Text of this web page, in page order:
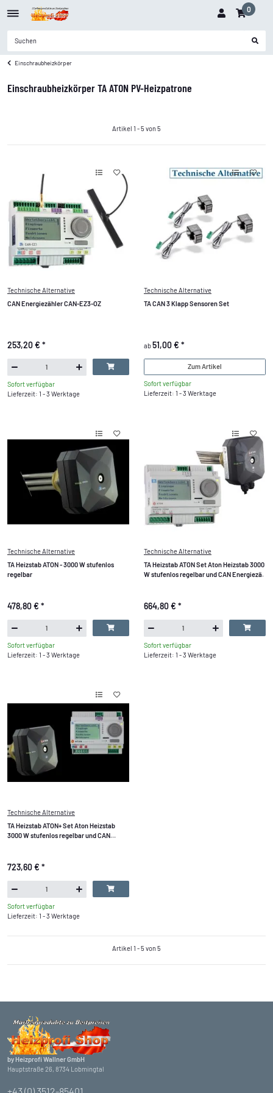
0
Einschraubheizkörper
Einschraubheizkörper TA ATON PV-Heizpatrone
Artikel 1 - 5 von 5
Technische Alternative
CAN Energiezähler CAN-EZ3-OZ
253,20 € *
Sofort verfügbar
Lieferzeit: 1 - 3 Werktage
Technische Alternative
TA CAN 3 Klapp Sensoren Set
ab51,00 € *
Zum Artikel
Sofort verfügbar
Lieferzeit: 1 - 3 Werktage
Technische Alternative
TA Heizstab ATON - 3000 W stufenlos
regelbar
478,80 € *
Sofort verfügbar
Lieferzeit: 1 - 3 Werktage
Technische Alternative
TA Heizstab ATON Set Aton Heizstab 3000
W stufenlos regelbar und CAN Energiezä.
664,80 € *
Sofort verfügbar
Lieferzeit: 1 - 3 Werktage
Technische Alternative
TA Heizstab ATON+ Set Aton Heizstab
3000 W stufenlos regelbar und CAN
723,60 € *
Sofort verfügbar
Lieferzeit: 1 - 3 Werktage
Artikel 1 - 5 von 5
by Heizprofi Wallner GmbH
Hauptstraße 26, 8734 Lobmingtal